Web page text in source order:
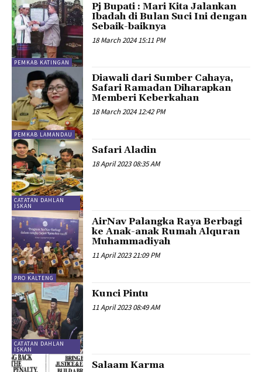
PEMKAB KATINGAN
Pj Bupati : Mari Kita Jalankan
Ibadah di Bulan Suci Ini dengan
Sebaik-baiknya
18 March 2024 15:11 PM
PEMKAB LAMANDAU
Diawali dari Sumber Cahaya,
Safari Ramadan Diharapkan
Memberi Keberkahan
18 March 2024 12:42 PM
CATATAN DAHLAN
ISKAN
Safari Aladin
18 April 2023 08:35 AM
PRO KALTENG
AirNav Palangka Raya Berbagi
ke Anak-anak Rumah Alquran
Muhammadiyah
11 April 2023 21:09 PM
CATATAN DAHLAN
ISKAN
Kunci Pintu
11 April 2023 08:49 AM
Salaam Karma